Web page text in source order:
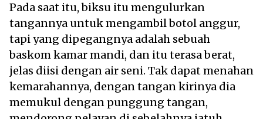
Pada saat itu, biksu itu mengulurkan
tangannya untuk mengambil botol anggur,
tapi yang dipegangnya adalah sebuah
baskom kamar mandi, dan itu terasa berat,
jelas diisi dengan air seni. Tak dapat menahan
kemarahannya, dengan tangan kirinya dia
memukul dengan punggung tangan,